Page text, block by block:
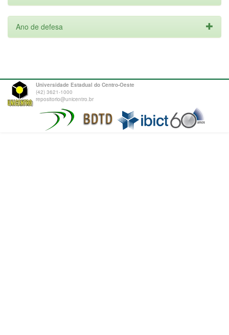
Ano de defesa
Universidade Estadual do Centro-Oeste
(42) 3621-1000
repositorio@unicentro.br